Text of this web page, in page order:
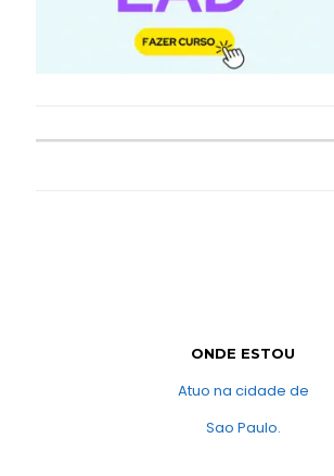
ONDE ESTOU
Atuo na cidade de
Sao Paulo.